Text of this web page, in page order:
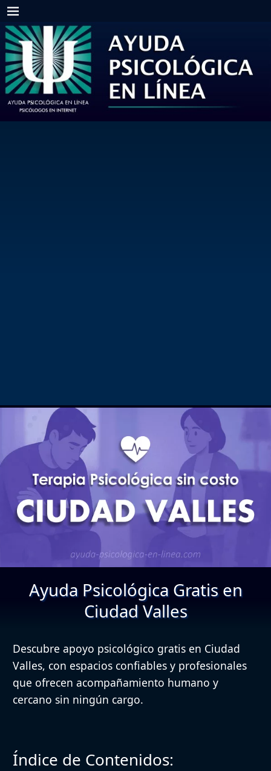
Ayuda Psicológica Gratis en
Ciudad Valles
Descubre apoyo psicológico gratis en Ciudad
Valles, con espacios confiables y profesionales
que ofrecen acompañamiento humano y
cercano sin ningún cargo.
Índice de Contenidos: